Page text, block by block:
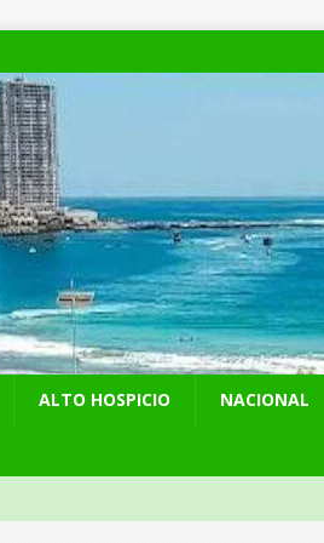
ALTO HOSPICIO NACIONAL